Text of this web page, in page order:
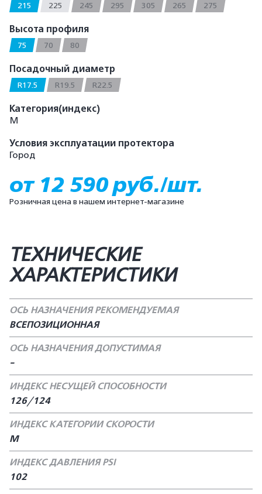
215 225 245 295 305 265 275
Высота профиля
75 70 80
Посадочный диаметр
R17.5 R19.5 R22.5
Категория(индекс)
M
Условия эксплуатации протектора
Город
от 12 590 руб./шт.
Розничная цена в нашем интернет-магазине
ТЕХНИЧЕСКИЕ
ХАРАКТЕРИСТИКИ
ОСЬ НАЗНАЧЕНИЯ РЕКОМЕНДУЕМАЯ
ВСЕПОЗИЦИОННАЯ
ОСЬ НАЗНАЧЕНИЯ ДОПУСТИМАЯ
-
ИНДЕКС НЕСУЩЕЙ СПОСОБНОСТИ
126/124
ИНДЕКС КАТЕГОРИИ СКОРОСТИ
M
ИНДЕКС ДАВЛЕНИЯ PSI
102